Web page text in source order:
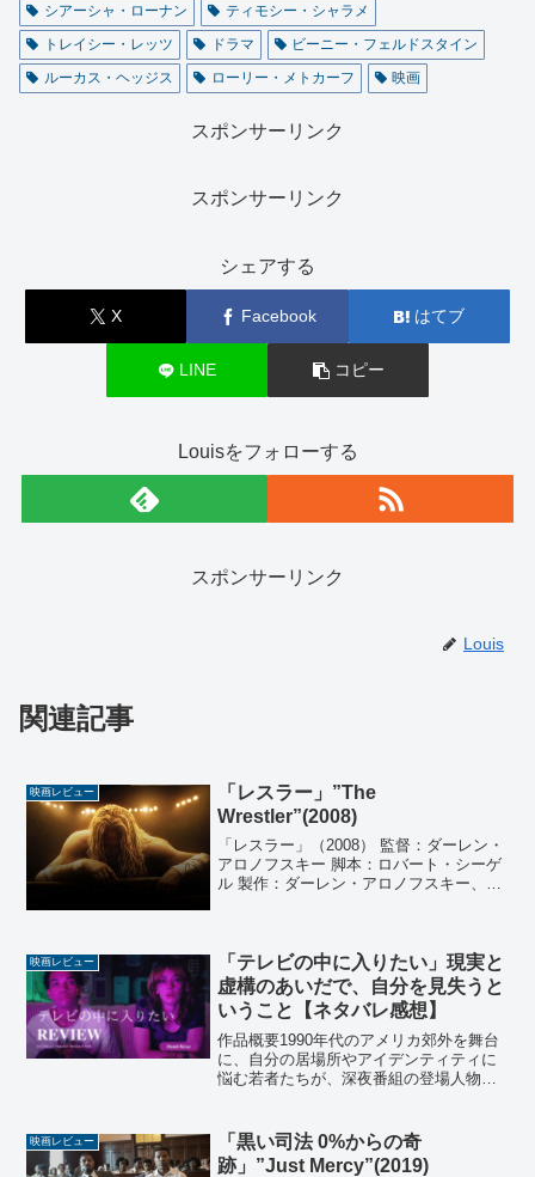
シアーシャ・ローナン
ティモシー・シャラメ
トレイシー・レッツ
ドラマ
ビーニー・フェルドスタイン
ルーカス・ヘッジス
ローリー・メトカーフ 映画
スポンサーリンク
スポンサーリンク
シェアする
X Facebook はてブ
LINE コピー
Louisをフォローする
スポンサーリンク
Louis
関連記事
映画レビュー
「レスラー」”The
Wrestler”(2008)
「レスラー」（2008） 監督：ダーレン・
アロノフスキー 脚本：ロバート・シーゲ
ル 製作：ダーレン・アロノフスキー、ス
ト・マンセ...
映画レビュー
「テレビの中に入りたい」現実と
虚構のあいだで、自分を見失うと
いうこと【ネタバレ感想】
作品概要1990年代のアメリカ郊外を舞台
に、自分の居場所やアイデンティティに
悩む若者たちが、深夜番組の登場人物に
アとの関係性を不穏かつ幻想的なトーン
で描いたスリラー作品...
映画レビュー
「黒い司法 0%からの奇
跡」”Just Mercy”(2019)